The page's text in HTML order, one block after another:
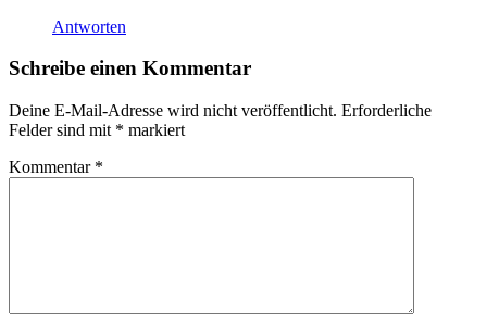
Antworten
Schreibe einen Kommentar
Deine E-Mail-Adresse wird nicht veröffentlicht. Erforderliche
Felder sind mit * markiert
Kommentar *